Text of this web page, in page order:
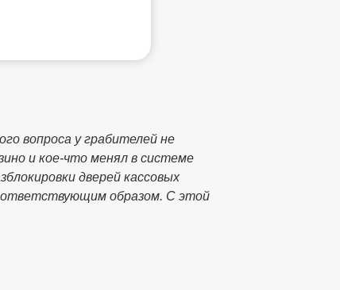
вопроса у грабителей не
и кое-что менял в системе
дверей кассовых
образом. С этой